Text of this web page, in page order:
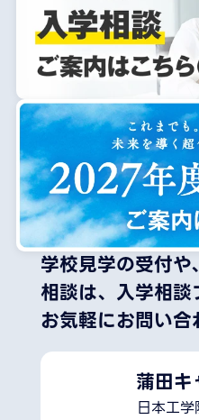
学校見学の受付
相談は、 入学相談
お気軽にお問い合
蒲田キ
日本工